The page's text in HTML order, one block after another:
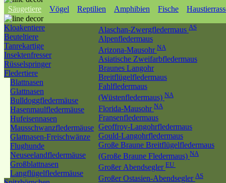
Säugetiere Vögel Reptilien Amphibien Fische
Kloakentiere
Beuteltiere
Tanrekartige
Insektenfresser
Rüsselspringer
Fledertiere
Blattnasen
Glattnasen
Bulldoggfledermäuse
Hasenmaulfledermäuse
Hufeisennasen
Mausschwanzfledermäuse
Glattnasen-Freischwänze
Flughunde
Neuseelandfledermäuse
Großblattnasen
Langflügelfledermäuse
Alaschan-Zwergfledermaus AS
Alpenfledermaus
Arizona-Mausohr NA
Asiatische Zweifarbfledermaus
Braunes Langohr
Breitflügelfledermaus
Fahlfledermaus
(Wüstenfledermaus) NA
Florida-Mausohr NA
Fransenfledermaus
Geoffroy-Langohrfledermaus
Gould-Langohrfledermaus
Große Braune Breitflügelfledermaus
(Große Braune Fledermaus) NA
Großer Abendsegler EU
Großer Ostasien-Abendsegler AS